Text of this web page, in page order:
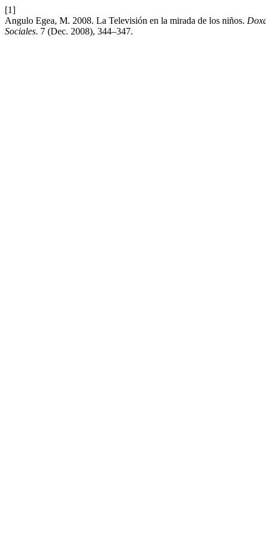
[1]
Angulo Egea, M. 2008. La Televisión en la mirada de los niños.
Sociales. 7 (Dec. 2008), 344–347.